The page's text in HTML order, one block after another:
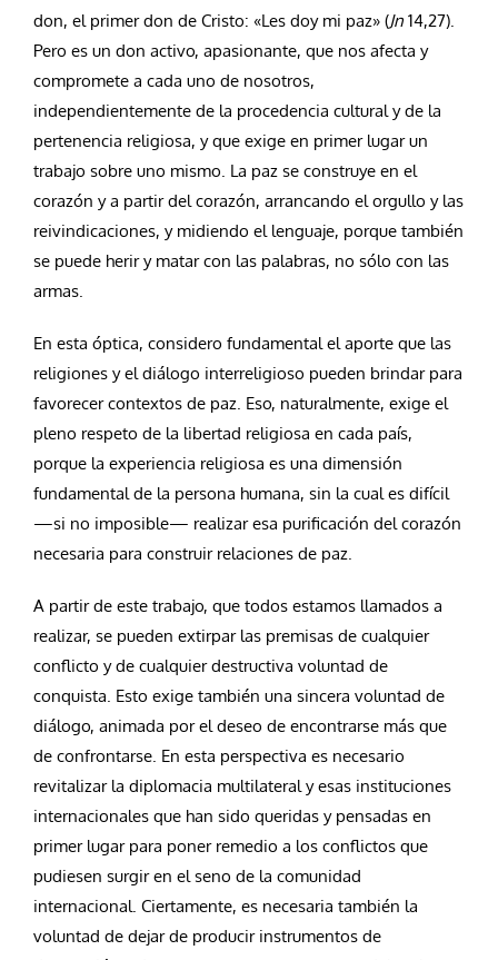
don, el primer don de Cristo: «Les doy mi paz» (Jn 14,27).
Pero es un don activo, apasionante, que nos afecta y
compromete a cada uno de nosotros,
independientemente de la procedencia cultural y de la
pertenencia religiosa, y que exige en primer lugar un
trabajo sobre uno mismo. La paz se construye en el
corazón y a partir del corazón, arrancando el orgullo y las
reivindicaciones, y midiendo el lenguaje, porque también
se puede herir y matar con las palabras, no sólo con las
armas.
En esta óptica, considero fundamental el aporte que las
religiones y el diálogo interreligioso pueden brindar para
favorecer contextos de paz. Eso, naturalmente, exige el
pleno respeto de la libertad religiosa en cada país,
porque la experiencia religiosa es una dimensión
fundamental de la persona humana, sin la cual es difícil
—si no imposible— realizar esa purificación del corazón
necesaria para construir relaciones de paz.
A partir de este trabajo, que todos estamos llamados a
realizar, se pueden extirpar las premisas de cualquier
conflicto y de cualquier destructiva voluntad de
conquista. Esto exige también una sincera voluntad de
diálogo, animada por el deseo de encontrarse más que
de confrontarse. En esta perspectiva es necesario
revitalizar la diplomacia multilateral y esas instituciones
internacionales que han sido queridas y pensadas en
primer lugar para poner remedio a los conflictos que
pudiesen surgir en el seno de la comunidad
internacional. Ciertamente, es necesaria también la
voluntad de dejar de producir instrumentos de